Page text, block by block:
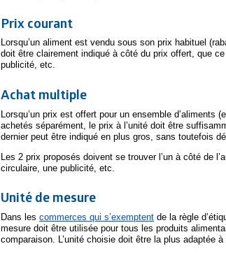
Prix courant
Lorsqu’un aliment est vendu sous son prix habituel
doit être clairement indiqué à côté du prix offert, que
publicité, etc.
Achat multiple
Lorsqu’un prix est offert pour un ensemble
achetés séparément, le prix à l’unité doit être
dernier peut être indiqué en plus gros, sans toutefois
Les 2 prix proposés doivent se trouver l’un à côté de
circulaire, une publicité, etc.
Unité de mesure
Dans les commerces qui s’exemptent de la règle
mesure doit être utilisée pour tous les produits
comparaison. L’unité choisie doit être la plus adaptée à